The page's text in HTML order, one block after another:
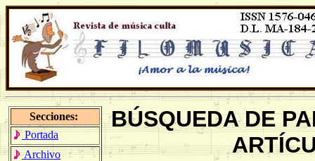
Secciones:
Portada
Archivo
BÚSQUEDA DE